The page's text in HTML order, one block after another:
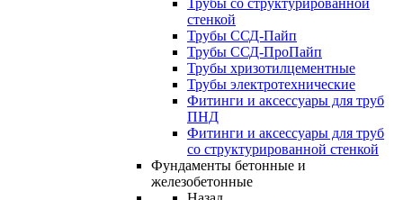
Трубы со структурированной
стенкой
Трубы ССД-Пайп
Трубы ССД-ПроПайп
Трубы хризотилцементные
Трубы электротехнические
Фитинги и аксессуары для труб
ПНД
Фитинги и аксессуары для труб
со структурированной стенкой
Фундаменты бетонные и
железобетонные